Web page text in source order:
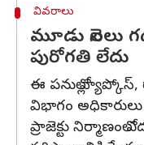
వివరాలు
మూడు
పురోగతి లేదు
ఈ పనుల్లో
విభాగం అధికారులు
ప్రాజెక్టు నిర్మాణంలో